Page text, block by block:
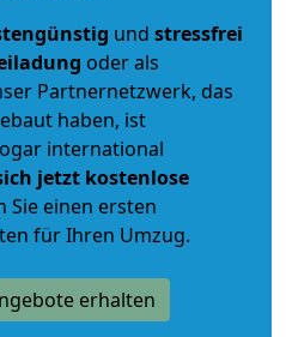
und stressfrei
oder als
Partnernetzwerk, das
haben, ist
international
jetzt kostenlose
Sie einen ersten
für Ihren Umzug.
erhalten